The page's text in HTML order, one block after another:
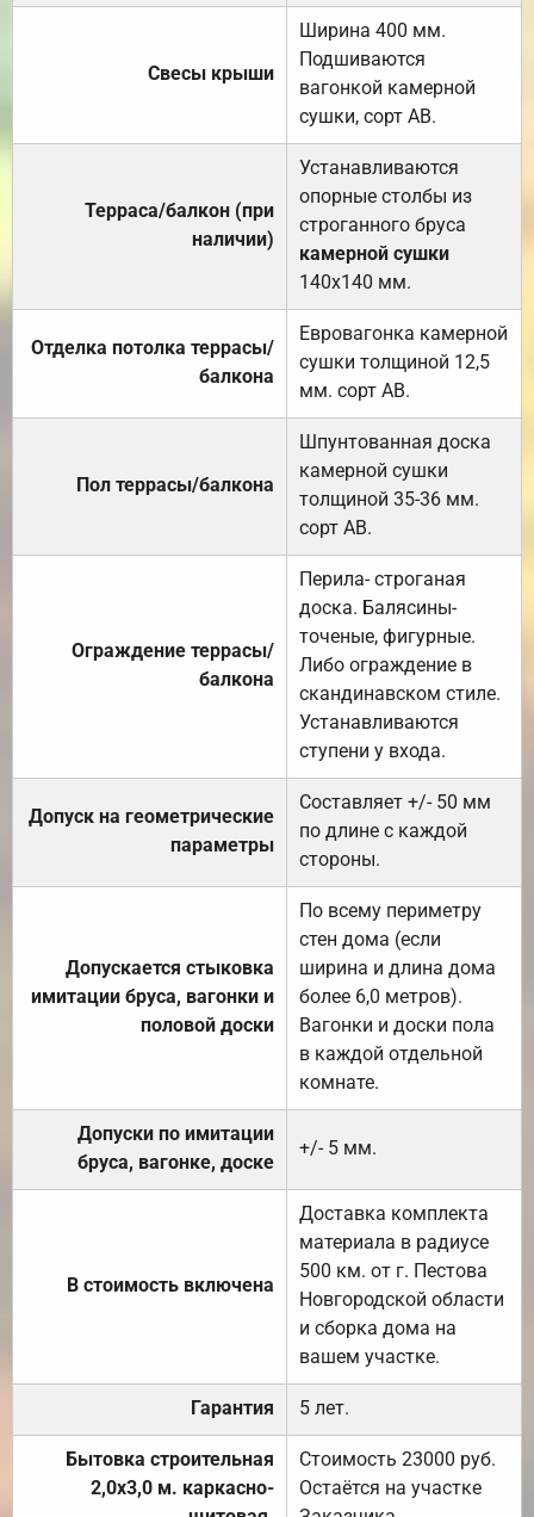
Свесы крыши
Ширина 400 мм.
Подшиваются
вагонкой камерной
сушки, сорт АВ.
Терраса/балкон (при
наличии)
Устанавливаются
опорные столбы из
строганного бруса
камерной сушки
140х140 мм.
Отделка потолка террасы/
балкона
Евровагонка камерной
сушки толщиной 12,5
мм. сорт АВ.
Пол террасы/балкона
Шпунтованная доска
камерной сушки
толщиной 35-36 мм.
сорт АВ.
Ограждение террасы/
балкона
Перила- строганая
доска. Балясины-
точеные, фигурные.
Либо ограждение в
скандинавском стиле.
Устанавливаются
ступени у входа.
Допуск на геометрические
параметры
Составляет +/- 50 мм
по длине с каждой
стороны.
Допускается стыковка
имитации бруса, вагонки и
половой доски
По всему периметру
стен дома (если
ширина и длина дома
более 6,0 метров).
Вагонки и доски пола
в каждой отдельной
комнате.
Допуски по имитации
бруса, вагонке, доске
+/- 5 мм.
В стоимость включена
Доставка комплекта
материала в радиусе
500 км. от г. Пестова
Новгородской области
и сборка дома на
вашем участке.
Гарантия 5 лет.
Бытовка строительная
2,0х3,0 м. каркасно-
Стоимость 23000 руб.
Остаётся на участке